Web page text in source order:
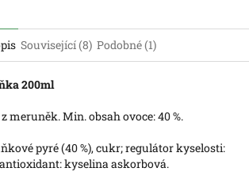
Související (8) Podobné (1)
200ml
meruněk. Min. obsah ovoce: 40 %.
pyré (40 %), cukr; regulátor kyselosti:
kyselina askorbová.